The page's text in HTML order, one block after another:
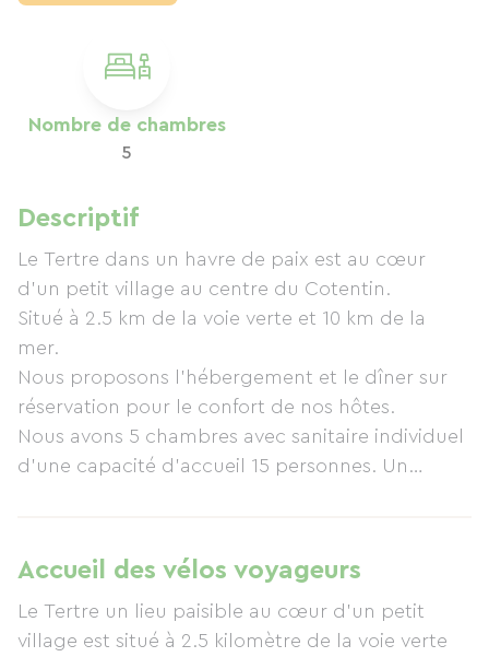
Nombre de chambres
5
Descriptif
Le Tertre dans un havre de paix est au cœur
d'un petit village au centre du Cotentin.
Situé à 2.5 km de la voie verte et 10 km de la
mer.
Nous proposons l'hébergement et le dîner sur
réservation pour le confort de nos hôtes.
Nous avons 5 chambres avec sanitaire individuel
d'une capacité d'accueil 15 personnes. Un
Nous disposons également d'un grand gîte de
15 couchages pour une capacité total d'accueil
de 30 personnes maxi.
Un local sécurisé destiné pour entreposer et
Accueil des vélos voyageurs
Le Tertre un lieu paisible au cœur d'un petit
village est situé à 2.5 kilomètre de la voie verte